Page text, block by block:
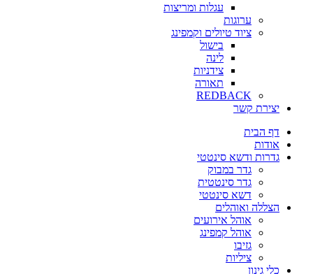
עגלות ומריצות
ערוגות
ציוד טיולים וקמפינג
בישול
לינה
צידניות
תאורה
REDBACK
יצירת קשר
דף הבית
אודות
גדרות ודשא סינטטי
גדר במבוק
גדר סינטטית
דשא סינטטי
הצללה ואוהלים
אוהל אירועים
אוהל קמפינג
גזיבו
ציליות
כלי גינון